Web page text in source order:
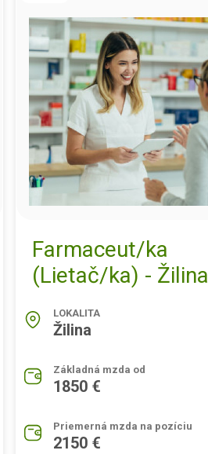
Farmaceut/ka
(Lietač/ka) - Žilina
LOKALITA
Žilina
Základná mzda od
1850 €
Priemerná mzda na pozíciu
2150 €